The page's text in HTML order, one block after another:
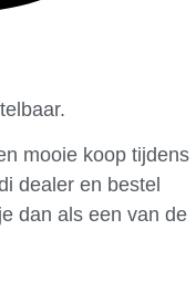
mooie koop tijdens
dealer en bestel
dan als een van de